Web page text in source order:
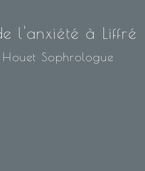
l'anxiété à Liffré
Sophrologue